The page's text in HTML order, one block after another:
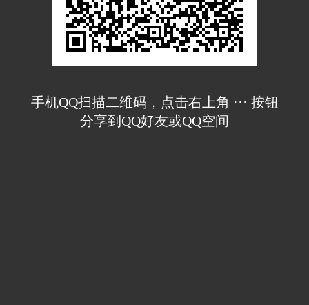
手机QQ扫描二维码，点击右上角 ··· 按钮
分享到QQ好友或QQ空间